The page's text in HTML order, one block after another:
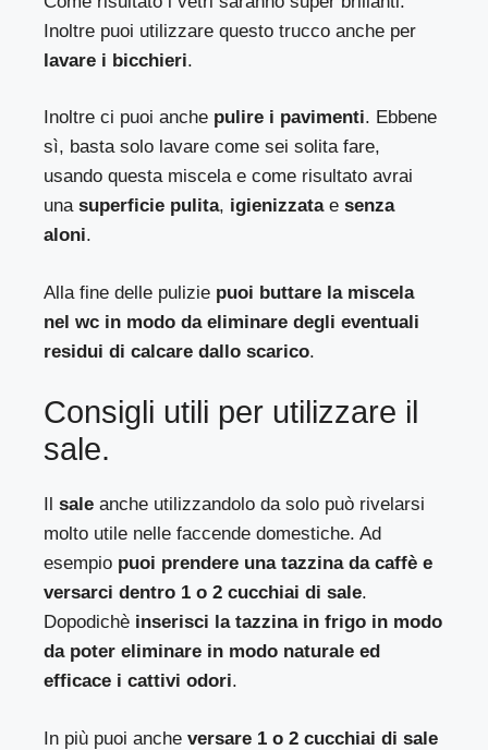
Inoltre puoi utilizzare questo trucco anche per
lavare i bicchieri.
Inoltre ci puoi anche pulire i pavimenti. Ebbene
sì, basta solo lavare come sei solita fare,
usando questa miscela e come risultato avrai
unasuperficie pulita, igienizzataesenza
aloni.
Alla fine delle pulizie puoi buttare la miscela
nel wc in modo da eliminare degli eventuali
residui di calcare dallo scarico.
Consigli utili per utilizzare il
sale.
Ilsale anche utilizzandolo da solo può rivelarsi
molto utile nelle faccende domestiche. Ad
esempio puoi prendere una tazzina da caffè e
versarci dentro 1 o 2 cucchiai di sale.
Dopodichè inserisci la tazzina in frigo in modo
da poter eliminare in modo naturale ed
efficace i cattivi odori.
In più puoi ancheversare 1 o 2 cucchiai di sale